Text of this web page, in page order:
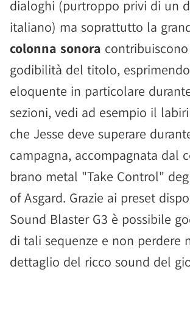
dialoghi (purtroppo privi di un
italiano) ma soprattutto la
colonna sonora
godibilità del titolo,
eloquente in particolare
sezioni, vedi ad esempio il
che Jesse deve superare
campagna, accompagnata dal
brano metal "Take Control"
of Asgard. Grazie ai preset
Sound Blaster G3 è possibile
di tali sequenze e non perdere
dettaglio del ricco sound del